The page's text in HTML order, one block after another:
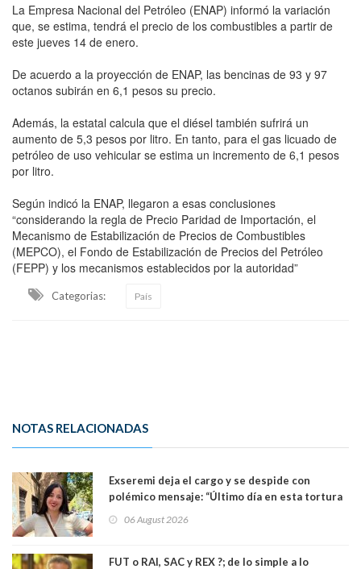
La Empresa Nacional del Petróleo (ENAP) informó la variación
que, se estima, tendrá el precio de los combustibles a partir de
este jueves 14 de enero.
De acuerdo a la proyección de ENAP, las bencinas de 93 y 97
octanos subirán en 6,1 pesos su precio.
Además, la estatal calcula que el diésel también sufrirá un
aumento de 5,3 pesos por litro. En tanto, para el gas licuado de
petróleo de uso vehicular se estima un incremento de 6,1 pesos
por litro.
Según indicó la ENAP, llegaron a esas conclusiones
“considerando la regla de Precio Paridad de Importación, el
Mecanismo de Estabilización de Precios de Combustibles
(MEPCO), el Fondo de Estabilización de Precios del Petróleo
(FEPP) y los mecanismos establecidos por la autoridad”
Categorias: País
NOTAS RELACIONADAS
Exseremi deja el cargo y se despide con
polémico mensaje: “Último día en esta tortura
06 August 2026
FUT o RAI, SAC y REX ?; de lo simple a lo